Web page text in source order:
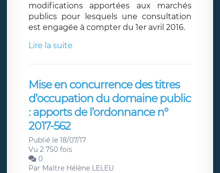
modifications apportées aux marchés
publics pour lesquels une consultation
est engagée à compter du 1er avril 2016.
Lire la suite
Mise en concurrence des titres
d’occupation du domaine public
: apports de l’ordonnance n°
2017-562
Publié le 18/07/17
Vu 2 750 fois
0
Par Maître Hélène LELEU